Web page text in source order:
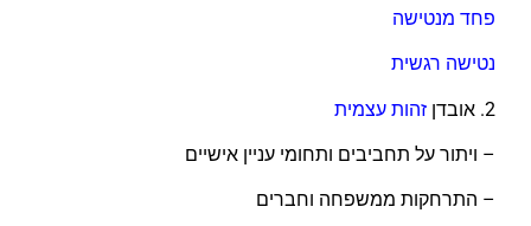
פחד מנטישה
נטישה רגשית
2. אובדן זהות עצמית
– ויתור על תחביבים ותחומי עניין אישיים
– התרחקות ממשפחה וחברים